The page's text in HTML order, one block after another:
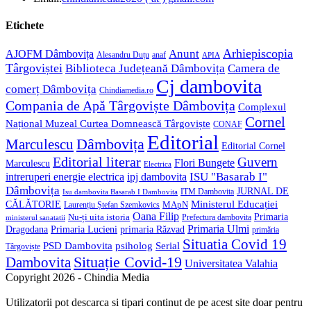
Etichete
AJOFM Dâmbovița Alesandru Duțu anaf Anunt APIA Arhiepiscopia
Târgoviștei Biblioteca Județeană Dâmbovița Camera de
comerț Dâmbovița Chindiamedia.ro Cj dambovita
Compania de Apă Târgoviște Dâmbovița Complexul
Național Muzeal Curtea Domnească Târgoviște CONAF Cornel
Marculescu DâmbovițaEditorial Editorial Cornel
Marculescu Editorial literar Electrica Flori Bungete Guvern
intreruperi energie electrica ipj dambovita ISU "Basarab I"
Dâmbovița Isu dambovita Basarab I Dambovita ITM Dambovita JURNAL DE
CĂLĂTORIE Laurențiu Ștefan Szemkovics MApN Ministerul Educației
ministerul sanatatii Nu-ți uita istoria Oana Filip Prefectura dambovita Primaria
Dragodana Primaria Lucieni primaria Răzvad Primaria Ulmi primăria
Târgoviște PSD Dambovita psiholog Serial Situatia Covid 19
Dambovita Situație Covid-19 Universitatea Valahia
Copyright 2026 - Chindia Media
Utilizatorii pot descarca si tipari continut de pe acest site doar pentru